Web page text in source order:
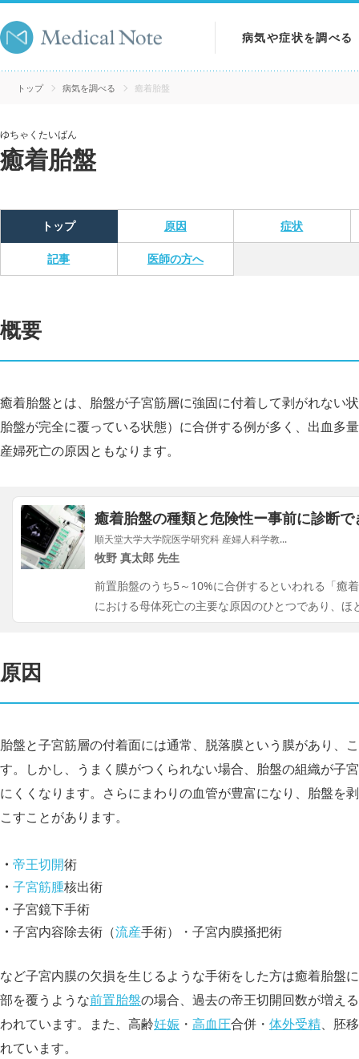
病気や症状を調べる
病気を調べる
トップ 病気を調べる 癒着胎盤
ゆちゃくたいばん
癒着胎盤
トップ 原因 症状
記事 医師の方へ
概要
癒着胎盤とは、胎盤が子宮筋層に強固に付着して剥がれない
胎盤が完全に覆っている状態）に合併する例が多く、出血多
産婦死亡の原因ともなります。
癒着胎盤の種類と危険性ー事前に診断
順天堂大学大学院医学研究科 産婦人科学教...
牧野 真太郎 先生
前置胎盤のうち5～10%に合併するといわれる「癒
における母体死亡の主要な原因のひとつであり、ほ
原因
胎盤と子宮筋層の付着面には通常、脱落膜という膜があり、
す。しかし、うまく膜がつくられない場合、胎盤の組織が子
にくくなります。さらにまわりの血管が豊富になり、胎盤を
こすことがあります。
帝王切開術
子宮筋腫核出術
子宮鏡下手術
子宮内容除去術（流産手術）・子宮内膜掻把術
など子宮内膜の欠損を生じるような手術をした方は癒着胎盤
部を覆うような前置胎盤の場合、過去の帝王切開回数が増え
われています。また、高齢妊娠 ・ 高血圧合併・ 体外受精、胚
れています。